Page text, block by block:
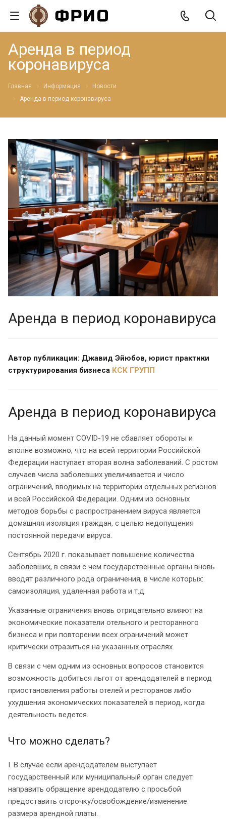
Аренда в период
коронавируса
Главная Информация
Новости
Аренда в период коронавируса
Аренда в период коронавируса
Автор публикации: Джавид Эйюбов, юрист практики
структурирования бизнеса КСК ГРУПП
Аренда в период коронавируса
На данный момент COVID-19 не сбавляет обороты и
вполне возможно, что на всей территории Российской
Федерации наступает вторая волна заболеваний. С ростом
случаев числа заболевших увеличивается и число
ограничений, вводимых на территории отдельных регионов
и всей Российской Федерации. Одним из основных
методов борьбы с распространением вируса является
домашняя изоляция граждан, с целью недопущения
постоянной передачи вируса.
Сентябрь 2020 г. показывает повышение количества
заболевших, в связи с чем государственные органы вновь
вводят различного рода ограничения, в числе которых:
самоизоляция, удаленная работа и т.д.
Указанные ограничения вновь отрицательно влияют на
экономические показатели отельного и ресторанного
бизнеса и при повторении всех ограничений может
критически отразиться на указанных отраслях.
В связи с чем одним из основных вопросов становится
возможность добиться льгот от арендодателей в период
приостановления работы отелей и ресторанов либо
ухудшения экономических показателей в период, когда
деятельность ведется.
Что можно сделать?
I. В случае если арендодателем выступает
государственный или муниципальный орган следует
направить обращение арендодателю с просьбой
предоставить отсрочку/освобождение/изменение
размера арендной платы.